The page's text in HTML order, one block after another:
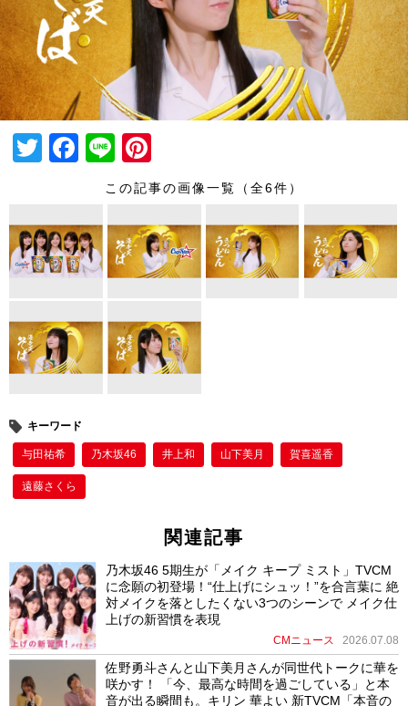
T
er
F
e
b
o
k
Li
n
nt
e
st
この記事の画像一覧（全6件）
キーワード
与田祐希 乃木坂46 井上和 山下美月 賀喜遥香
遠藤さくら
関連記事
乃木坂46 5期生が「メイク キープ ミスト」TVCM
に念願の初登場！“仕上げにシュッ！”を合言葉に 絶
対メイクを落としたくない3つのシーンで メイク仕
上げの新習慣を表現
CMニュース 2026.07.08
佐野勇斗さんと山下美月さんが同世代トークに華を
咲かす！ 「今、最高な時間を過ごしている」と本
音が出る瞬間も。キリン 華よい 新TVCM「本音の